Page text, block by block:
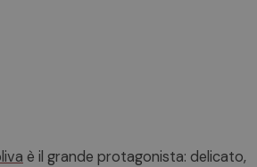
è il grande protagonista: delicato,